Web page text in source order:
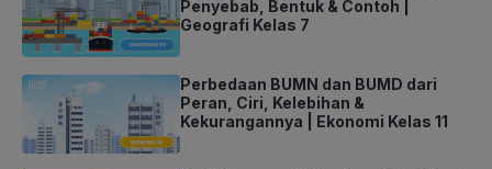
Penyebab, Bentuk & Contoh |
Geografi Kelas 7
Perbedaan BUMN dan BUMD dari
Peran, Ciri, Kelebihan &
Kekurangannya | Ekonomi Kelas 11